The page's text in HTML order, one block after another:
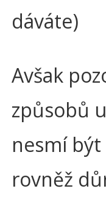
dáváte)
Avšak
způsobů
nesmí
rovněž